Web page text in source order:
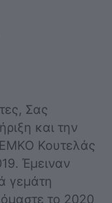
Σας
και την
ΕΜΚΟ Κουτελάς
Έμειναν
γεμάτη
το 2020